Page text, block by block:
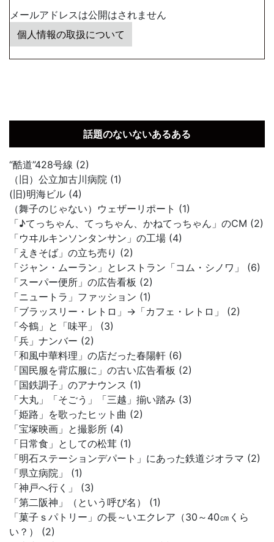
メールアドレスは公開はされません
個人情報の取扱について
話題のないないあるある
“酷道”428号線 (2)
（旧）公立加古川病院 (1)
(旧)明海ビル (4)
（舞子のじゃない）ウェザーリポート (1)
「♪てっちゃん、てっちゃん、かねてっちゃん」のCM (2)
「ウヰルキンソンタンサン」の工場 (4)
「えきそば」の立ち売り (2)
「ジャン・ムーラン」とレストラン「コム・シノワ」 (6)
「スーパー便所」の広告看板 (2)
「ニュートラ」ファッション (1)
「ブラッスリー・レトロ」→「カフェ・レトロ」 (2)
「今鶴」と「味平」 (3)
「兵」ナンバー (2)
「和風中華料理」の店だった春陽軒 (6)
「国民服を背広服に」の古い広告看板 (2)
「国鉄調子」のアナウンス (1)
「大丸」「そごう」「三越」揃い踏み (3)
「姫路」を歌ったヒット曲 (2)
「宝塚映画」と撮影所 (4)
「日常食」としての松茸 (1)
「明石ステーションデパート」にあった鉄道ジオラマ (2)
「県立病院」 (1)
「神戸へ行く」 (3)
「第二阪神」（という呼び名） (1)
「菓子ｓパトリー」の長～いエクレア（30～40㎝くら
い？） (2)